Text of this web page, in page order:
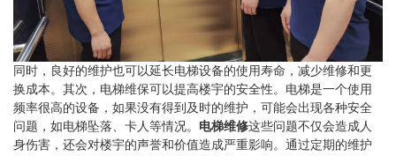
同时，良好的维护也可以延长电梯设备的使用寿命，减少维修和更
换成本。其次，电梯维保可以提高楼宇的安全性。电梯是一个使用
频率很高的设备，如果没有得到及时的维护，可能会出现各种安全
问题，如电梯坠落、卡人等情况。 电梯维修这些问题不仅会造成人
身伤害，还会对楼宇的声誉和价值造成严重影响。通过定期的维护